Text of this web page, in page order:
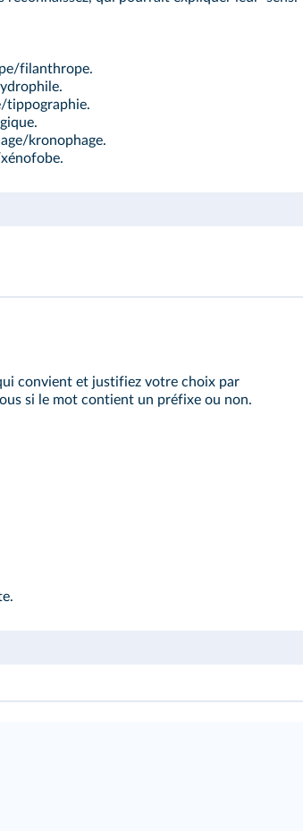
filanthrope.
tippographie.
kronophage.
convient et justifiez votre choix par
si le mot contient un préfixe ou non.